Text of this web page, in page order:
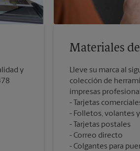
y
Materiales
Lleve su marca al
colección de
impresas
Tarjetas
Folletos, volantes
Tarjetas postales
Correo directo
Colgantes para